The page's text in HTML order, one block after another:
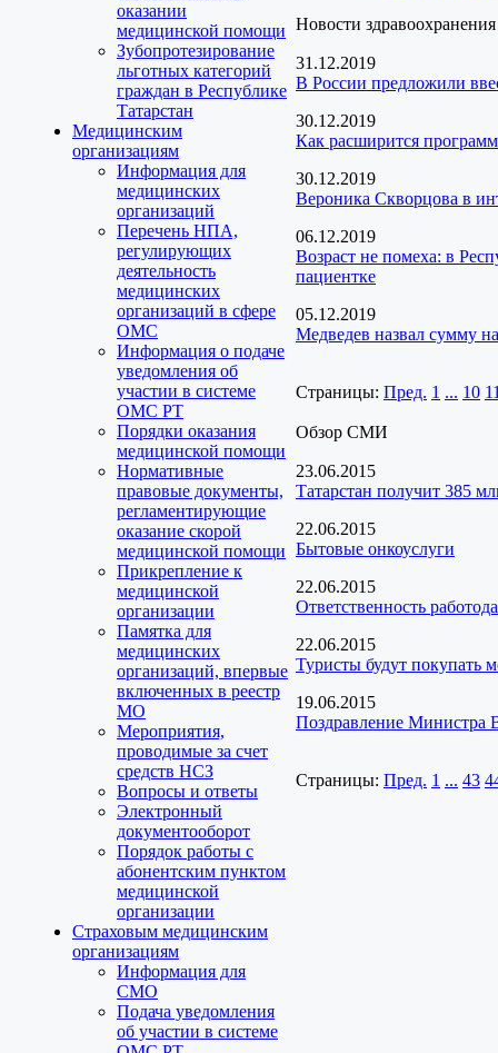
оказании
медицинской помощи
Зубопротезирование
льготных категорий
граждан в Республике
Татарстан
Медицинским
организациям
Информация для
медицинских
организаций
Перечень НПА,
регулирующих
деятельность
медицинских
организаций в сфере
ОМС
Информация о подаче
уведомления об
участии в системе
ОМС РТ
Порядки оказания
медицинской помощи
Нормативные
правовые документы,
регламентирующие
оказание скорой
медицинской помощи
Прикрепление к
медицинской
организации
Памятка для
медицинских
организаций, впервые
включенных в реестр
МО
Мероприятия,
проводимые за счет
средств НСЗ
Вопросы и ответы
Электронный
документооборот
Порядок работы с
абонентским пунктом
медицинской
организации
Страховым медицинским
организациям
Информация для
СМО
Подача уведомления
об участии в системе
Новости здравоохранения
31.12.2019
В России предложили
30.12.2019
Как расширится
30.12.2019
Вероника Скворцова в
06.12.2019
Возраст не помеха: в
пациентке
05.12.2019
Медведев назвал сумму
Страницы: Пред. 1 ... 10
Обзор СМИ
23.06.2015
Татарстан получит 385
22.06.2015
Бытовые онкоуслуги
22.06.2015
Ответственность
22.06.2015
Туристы будут покупать
19.06.2015
Поздравление Министра
Страницы: Пред. 1 ... 43